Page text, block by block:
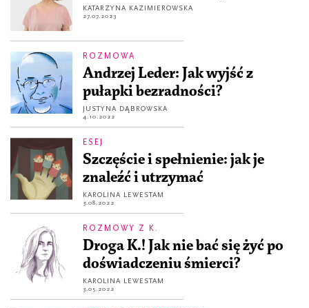
KATARZYNA KAZIMIEROWSKA
27.07.2023
ROZMOWA
Andrzej Leder: Jak wyjść z
pułapki bezradności?
JUSTYNA DĄBROWSKA
4.10.2022
ESEJ
Szczęście i spełnienie: jak je
znaleźć i utrzymać
KAROLINA LEWESTAM
3.08.2022
ROZMOWY Z K.
Droga K.! Jak nie bać się żyć po
doświadczeniu śmierci?
KAROLINA LEWESTAM
3.05.2022